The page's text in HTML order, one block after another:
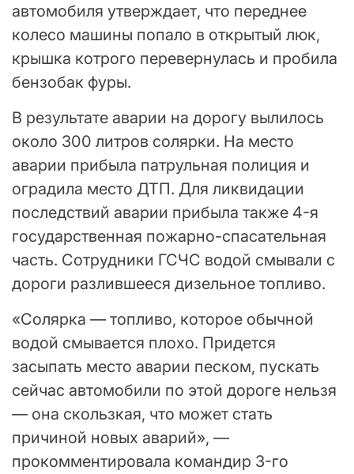
автомобиля утверждает, что переднее
колесо машины попало в открытый люк,
крышка котрого перевернулась и пробила
бензобак фуры.
В результате аварии на дорогу вылилось
около 300 литров солярки. На место
аварии прибыла патрульная полиция и
оградила место ДТП. Для ликвидации
последствий аварии прибыла также 4-я
государственная пожарно-спасательная
часть. Сотрудники ГСЧС водой смывали с
дороги разлившееся дизельное топливо.
«Солярка — топливо, которое обычной
водой смывается плохо. Придется
засыпать место аварии песком, пускать
сейчас автомобили по этой дороге нельзя
— она скользкая, что может стать
причиной новых аварий», —
прокомментировала командир 3-го